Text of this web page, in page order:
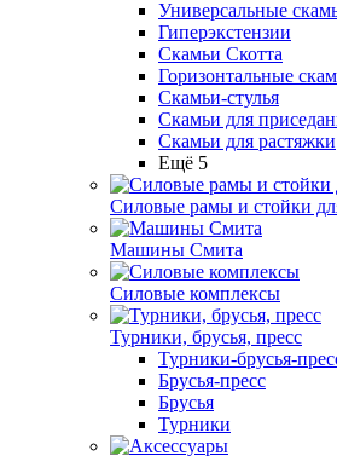
Универсальные
Гиперэкстензии
Скамьи Скотта
Горизонтальные
Скамьи-стулья
Скамьи для
Скамьи для растяжки
Ещё 5
Силовые рамы и стойки
Машины Смита
Силовые комплексы
Турники, брусья, пресс
Турники-брусья-
Брусья-пресс
Брусья
Турники